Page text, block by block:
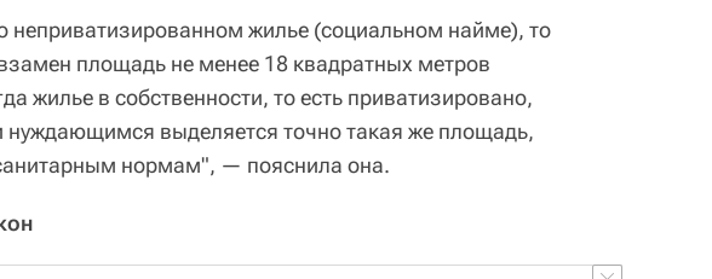
неприватизированном жилье (социальном найме), то
площадь не менее 18 квадратных метров
жилье в собственности, то есть приватизировано,
нуждающимся выделяется точно такая же площадь,
нормам", — пояснила она.